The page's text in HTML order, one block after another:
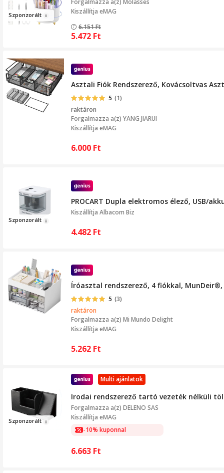
Szponzorált
Kiszállítja eMAG
6.151Ft
5.472 Ft
Asztali Fiók Rendszerező, Kovácsoltvas
5 (1)
raktáron
Forgalmazza a(z) YANG JIARUI
Kiszállítja eMAG
6.000 Ft
Szponzorált
PROCART Dupla elektromos élező, USB/
Kiszállítja Albacom Biz
4.482 Ft
Íróasztal rendszerező, 4 fiókkal,
5 (3)
raktáron
Forgalmazza a(z) Mi Mundo Delight
Kiszállítja eMAG
5.262 Ft
Szponzorált
Multi ajánlatok
Irodai rendszerező tartó vezeték nélküli
Forgalmazza a(z) DELENO SAS
Kiszállítja eMAG
-10% kuponnal
6.663 Ft